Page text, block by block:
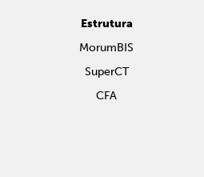
Estrutura
MorumBIS
SuperCT
CFA